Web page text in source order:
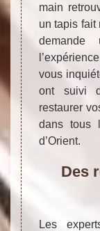
main
un tapis fait
vous
ont suivi
restaurer
dans tous
d’Orient.
Des
Les